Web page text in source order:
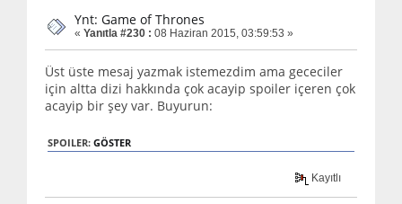
Ynt: Game of Thrones
« Yanıtla #230 : 08 Haziran 2015, 03:59:53 »
Üst üste mesaj yazmak istemezdim ama gececiler
için altta dizi hakkında çok acayip spoiler içeren çok
acayip bir şey var. Buyurun:
SPOILER: GÖSTER
Kayıtlı